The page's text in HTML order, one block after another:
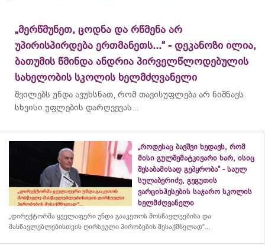
„მერწმუნეთ, ცოდნა და რწმენა არ
უპირისპირდება ერთმანეთს...“ - დეკანოზი ილია,
ბათუმის წმინდა ანდრია პირველწლოდებულის
სახელობის სკოლის ხელმძღვანელი
შვილებს უნდა ავუხსნათ, რომ თავისუფლება არ ნიშნავს
სხვისი უფლების დარღვევას...
„როდესაც ბავშვი ხედავს, რომ
მისი გულშემატკივარი ხარ, ისიც
შესაბამისად გეპყრობა“ - საულ
სულაბერიძე, გეგუთის
ვარციხჰესების საჯარო სკოლის
ხელმძღვანელი
„დირექტორმა ყველაფერი უნდა გააკეთოს მოსწავლეებისა და
მასწავლებლებისთვის ღირსეული პირობების შესაქმნელად“...